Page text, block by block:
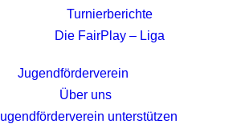
Turnierberichte
Die FairPlay – Liga
Jugendförderverein
Über uns
unterstützen